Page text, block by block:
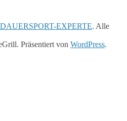
EXPERTE. Alle
Präsentiert von WordPress.